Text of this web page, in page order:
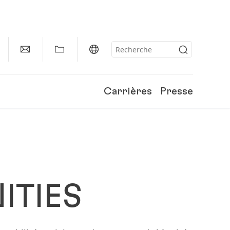
Carrières Presse